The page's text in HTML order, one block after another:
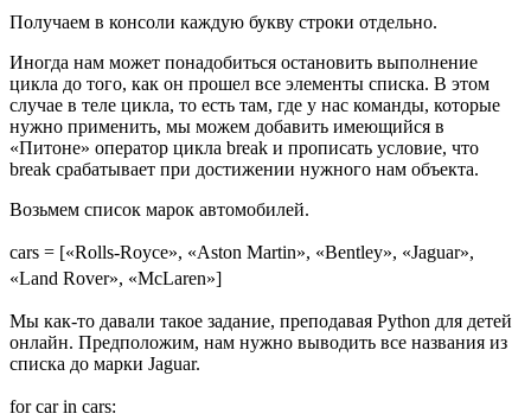
Получаем в консоли каждую букву строки отдельно.
Иногда нам может понадобиться остановить выполнение
цикла до того, как он прошел все элементы списка. В этом
случае в теле цикла, то есть там, где у нас команды, которые
нужно применить, мы можем добавить имеющийся в
«Питоне» оператор цикла break и прописать условие, что
break срабатывает при достижении нужного нам объекта.
Возьмем список марок автомобилей.
cars = [«Rolls-Royce», «Aston Martin», «Bentley», «Jaguar»,
«Land Rover», «McLaren»]
Мы как-то давали такое задание, преподавая Python для детей
онлайн. Предположим, нам нужно выводить все названия из
списка до марки Jaguar.
for car in cars: